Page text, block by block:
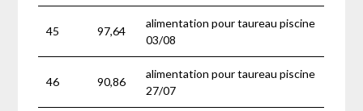
45 97,64
alimentation pour taureau piscine
03/08
46 90,86
alimentation pour taureau piscine
27/07